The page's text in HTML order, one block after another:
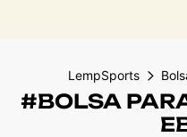
LempSports
#BOLSA